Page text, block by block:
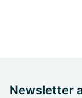
Newsletter